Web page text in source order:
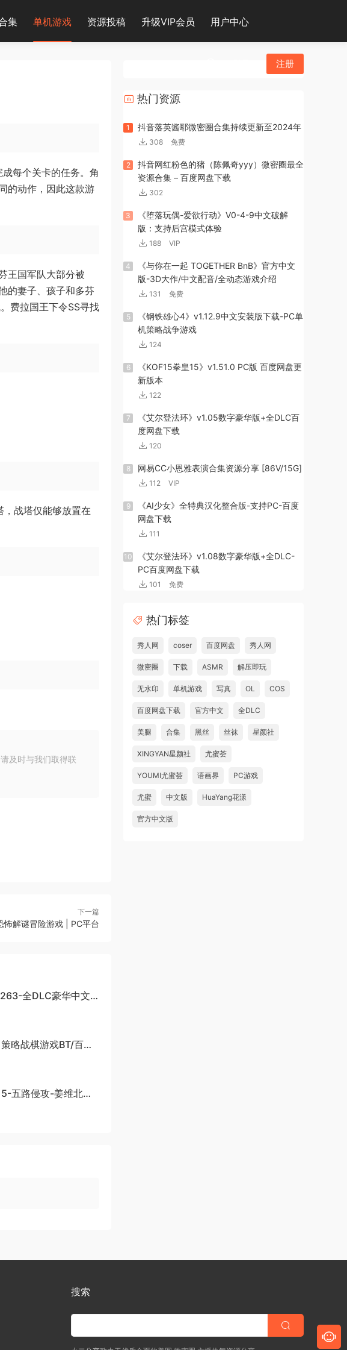
集 单机游戏 资源投稿 升级VIP会员 用户中心
注册
每个关卡的任务。角
的动作，因此这款游
王国军队大部分被
的妻子、孩子和多芬
费拉国王下令SS寻找
，战塔仅能够放置在
及时与我们取得联
下一篇
怖解谜冒险游戏 | PC平台
全DLC豪华中文
略战棋游戏BT/百度
五路侵攻-姜维北伐-
热门资源
1 抖音落英酱耶微密圈合集持续更新至2024年
308 免费
2
抖音网红粉色的猪（陈佩奇yyy）微密圈最全
资源合集 – 百度网盘下载
302
3
《堕落玩偶-爱欲行动》V0-4-9中文破解
版：支持后宫模式体验
188 VIP
4
《与你在一起 TOGETHER BnB》官方中文
版-3D大作/中文配音/全动态游戏介绍
131 免费
5
《钢铁雄心4》v1.12.9中文安装版下载-PC单
机策略战争游戏
124
6
《KOF15拳皇15》v1.51.0 PC版 百度网盘更
新版本
122
7
《艾尔登法环》v1.05数字豪华版+全DLC百
度网盘下载
120
8 网易CC小恩雅表演合集资源分享 [86V/15G]
112 VIP
9
《AI少女》全特典汉化整合版-支持PC-百度
网盘下载
111
10
《艾尔登法环》v1.08数字豪华版+全DLC-
PC百度网盘下载
101 免费
热门标签
秀人网 coser 百度网盘 秀人网
微密圈 下载 ASMR 解压即玩
无水印 单机游戏 写真 OL COS
百度网盘下载 官方中文 全DLC
美腿 合集 黑丝 丝袜 星颜社
XINGYAN星颜社 尤蜜荟
YOUMI尤蜜荟 语画界 PC游戏
尤蜜 中文版 HuaYang花漾
官方中文版
搜索